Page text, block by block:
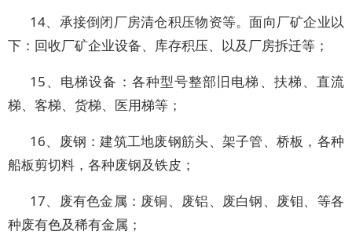
14、承接倒闭厂房清仓积压物资等。面向厂矿企业以
下：回收厂矿企业设备、库存积压、以及厂房拆迁等；
15、电梯设备：各种型号整部旧电梯、扶梯、直流
梯、客梯、货梯、医用梯等；
16、废钢：建筑工地废钢筋头、架子管、桥板，各种
船板剪切料，各种废钢及铁皮；
17、废有色金属：废铜、废铝、废白钢、废钼、等各
种废有色及稀有金属；